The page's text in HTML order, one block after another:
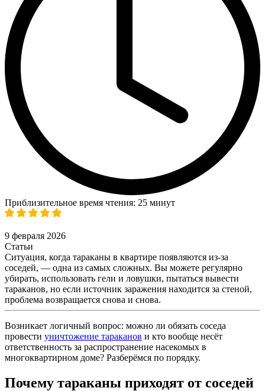
Приблизительное время чтения: 25 минут
9 февраля 2026
Статьи
Ситуация, когда тараканы в квартире появляются из-за
соседей, — одна из самых сложных. Вы можете регулярно
убирать, использовать гели и ловушки, пытаться вывести
тараканов, но если источник заражения находится за стеной,
проблема возвращается снова и снова.
Возникает логичный вопрос: можно ли обязать соседа
провести уничтожение тараканов и кто вообще несёт
ответственность за распространение насекомых в
многоквартирном доме? Разберёмся по порядку.
Почему тараканы приходят от соседей